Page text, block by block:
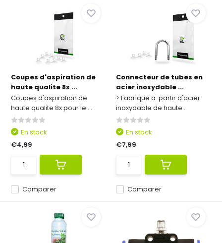
Coupes d'aspiration de
haute qualite 8x ...
Coupes d'aspiration de
haute qualite 8x pour le ...
Comparer
En stock
€4,99
Connecteur de tubes en
acier inoxydable ...
> Fabrique a partir d'acier
inoxydable de haute...
Comparer
En stock
€7,99